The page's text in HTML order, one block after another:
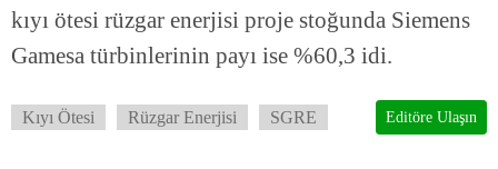
kıyı ötesi rüzgar enerjisi proje stoğunda Siemens
Gamesa türbinlerinin payı ise %60,3 idi.
Kıyı Ötesi Rüzgar Enerjisi SGRE Editöre Ulaşın